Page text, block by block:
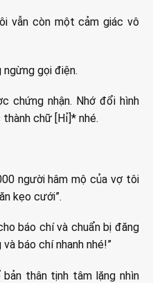
vẫn còn một cảm giác vô
ngừng gọi điện.
chứng nhận. Nhớ đổi hình
chữ [Hỉ]* nhé.
người hâm mộ của vợ tôi
kẹo cưới”.
báo chí và chuẩn bị đăng
báo chí nhanh nhé!”
thân tịnh tâm lặng nhìn